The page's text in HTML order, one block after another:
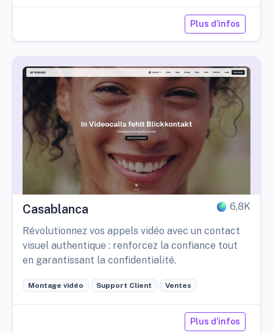
Plus d'infos
Casablanca 6,8K
Révolutionnez vos appels vidéo avec un contact
visuel authentique : renforcez la confiance tout
en garantissant la confidentialité.
Montage vidéo Support Client Ventes
Plus d'infos